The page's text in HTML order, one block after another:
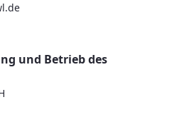
und Betrieb des